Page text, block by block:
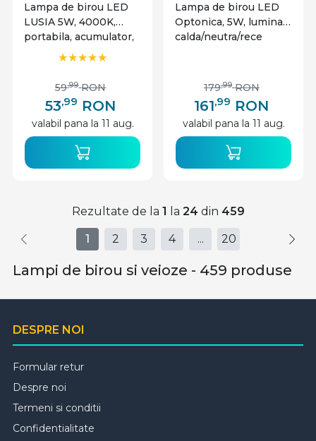
Lampa de birou LED
LUSIA 5W, 4000K,
portabila, acumulator,
suport telefon si
53,99 RON
59,99 RON
valabil pana la 11 aug.
Lampa de birou LED
Optonica, 5W, lumina
calda/neutra/rece
wireless, dimabila
161,99 RON
179,99 RON
valabil pana la 11 aug.
Rezultate de la 1 la 24 din 459
1 2 3 4 ... 20
Lampi de birou si veioze - 459 produse
DESPRE NOI
Formular retur
Despre noi
Termeni si conditii
Confidentialitate